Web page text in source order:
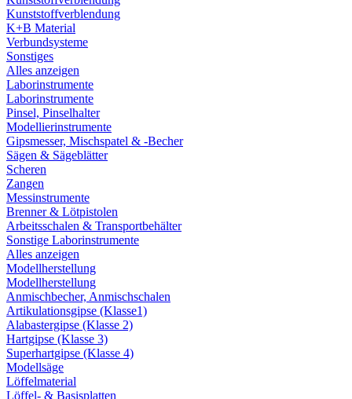
Kunststoffverblendung
K+B Material
Verbundsysteme
Sonstiges
Alles anzeigen
Laborinstrumente
Laborinstrumente
Pinsel, Pinselhalter
Modellierinstrumente
Gipsmesser, Mischspatel & -Becher
Sägen & Sägeblätter
Scheren
Zangen
Messinstrumente
Brenner & Lötpistolen
Arbeitsschalen & Transportbehälter
Sonstige Laborinstrumente
Alles anzeigen
Modellherstellung
Modellherstellung
Anmischbecher, Anmischschalen
Artikulationsgipse (Klasse1)
Alabastergipse (Klasse 2)
Hartgipse (Klasse 3)
Superhartgipse (Klasse 4)
Modellsäge
Löffelmaterial
Löffel- & Basisplatten